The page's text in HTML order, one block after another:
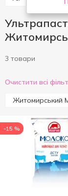
3 товари
Очистити всі
Житомирський
-15 %